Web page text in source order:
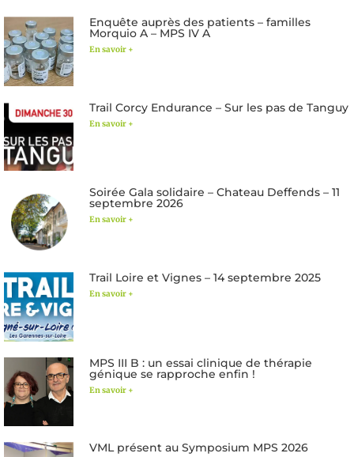
Enquête auprès des patients – familles
Morquio A – MPS IV A
En savoir +
Trail Corcy Endurance – Sur les pas de Tanguy
En savoir +
Soirée Gala solidaire – Chateau Deffends – 11
septembre 2026
En savoir +
Trail Loire et Vignes – 14 septembre 2025
En savoir +
MPS III B : un essai clinique de thérapie
génique se rapproche enfin !
En savoir +
VML présent au Symposium MPS 2026